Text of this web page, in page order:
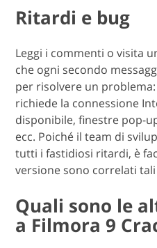
Ritardi e bug
Leggi i commenti o visita
che ogni secondo
per risolvere un
richiede la connessione
disponibile, finestre pop-
ecc. Poiché il team di
tutti i fastidiosi ritardi, è
versione sono correlati
Quali sono le
a Filmora 9